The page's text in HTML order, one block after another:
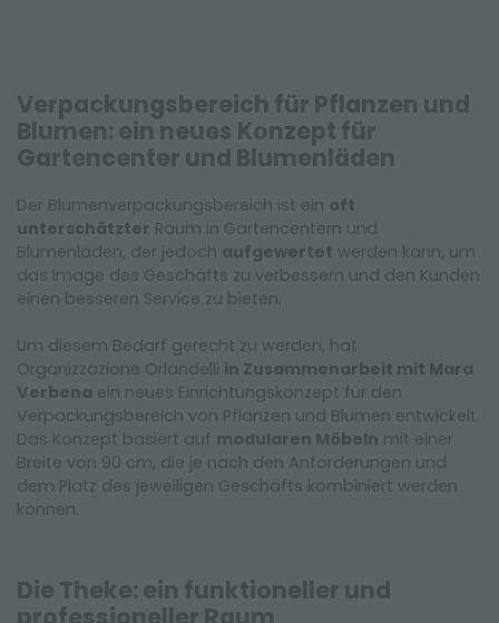
Verpackungsbereich für Pflanzen und
Blumen: ein neues Konzept für
Gartencenter und Blumenläden
Der Blumenverpackungsbereich ist ein oft
unterschätzter Raum in Gartencentern und
Blumenläden, der jedoch aufgewertet werden kann, um
das Image des Geschäfts zu verbessern und den Kunden
einen besseren Service zu bieten.
Um diesem Bedarf gerecht zu werden, hat
Organizzazione Orlandelli in Zusammenarbeit mit Mara
Verbena ein neues Einrichtungskonzept für den
Verpackungsbereich von Pflanzen und Blumen entwickelt.
Das Konzept basiert auf modularen Möbeln mit einer
Breite von 90 cm, die je nach den Anforderungen und
dem Platz des jeweiligen Geschäfts kombiniert werden
können.
Die Theke: ein funktioneller und